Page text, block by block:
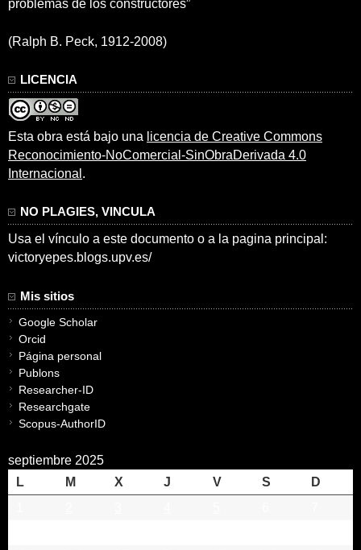
problemas de los constructores”
(Ralph B. Peck, 1912-2008)
LICENCIA
Esta obra está bajo una licencia de Creative Commons
Reconocimiento-NoComercial-SinObraDerivada 4.0
Internacional .
NO PLAGIES, VINCULA
Usa el vínculo a este documento o a la pagina principal:
victoryepes.blogs.upv.es/
Mis sitios
Google Scholar
Orcid
Página personal
Publons
Researcher-ID
Researchgate
Scopus-AuthorID
septiembre 2025
L
M X J V S
D